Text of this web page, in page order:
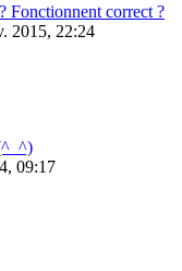
Fonctionnent correct ?
2015, 22:24
09:17